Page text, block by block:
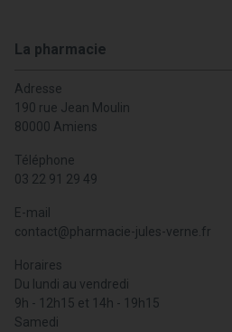
La pharmacie
Adresse
190 rue Jean Moulin
80000 Amiens
Téléphone
03 22 91 29 49
E-mail
contact@pharmacie-jules-verne.fr
Horaires
Du lundi au vendredi
9h - 12h15 et 14h - 19h15
Samedi